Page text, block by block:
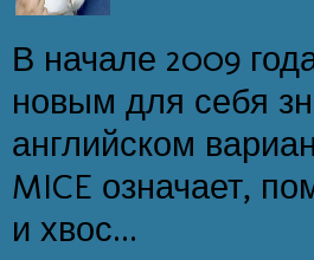
В начале 2009
новым для себя
английском
MICE означает,
и хвос...